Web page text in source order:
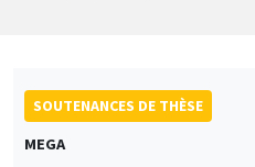
SOUTENANCES DE THÈSE
MEGA